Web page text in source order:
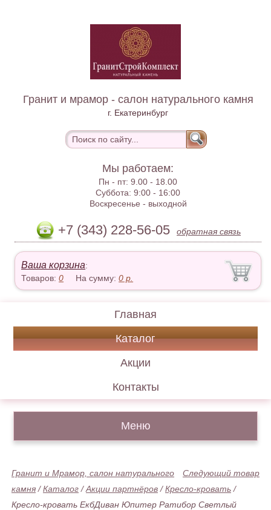
Гранит и мрамор - салон натурального камня
г. Екатеринбург
Мы работаем:
Пн - пт:9.00 - 18.00
Суббота:9:00 - 16:00
Воскресенье - выходной
+7 (343) 228-56-05 обратная связь
Ваша корзина:
Товаров:0 На сумму:0 р.
Главная
Каталог
Акции
Контакты
Меню
Следующий товар
Гранит и Мрамор, салон натурального
камня /Каталог /Акции партнёров /Кресло-кровать /
Кресло-кровать ЕкбДиван Юпитер Ратибор Светлый